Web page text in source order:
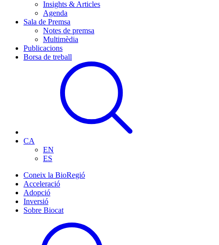
Insights & Articles
Agenda
Sala de Premsa
Notes de premsa
Multimèdia
Publicacions
Borsa de treball
CA
EN
ES
Coneix la BioRegió
Acceleració
Adopció
Inversió
Sobre Biocat